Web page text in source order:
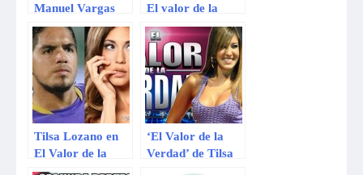
Manuel Vargas
llegó a Lima un
día antes de El
valor de la verdad
de Tilsa Lozano
El valor de la
verdad: mira su
preparación ante
el polígrafo
(Video)
Tilsa Lozano en
El Valor de la
verdad: Es la que
‘El Valor de la
Verdad’ de Tilsa